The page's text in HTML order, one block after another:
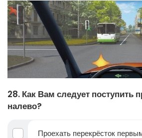
28. Как Вам следует поступить
налево?
Проехать перекрёсток